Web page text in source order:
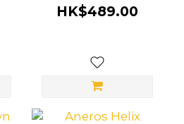
列腺按摩器
HK$489.00